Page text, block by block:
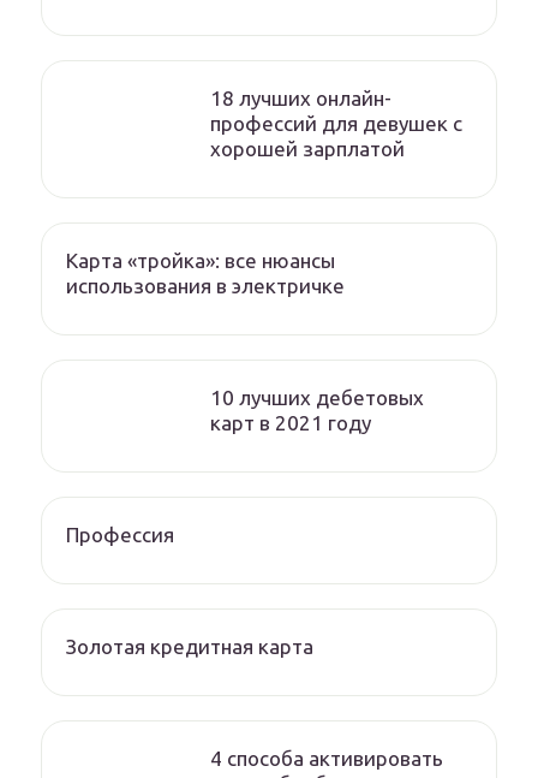
18 лучших онлайн-
профессий для девушек с
хорошей зарплатой
Карта «тройка»: все нюансы
использования в электричке
10 лучших дебетовых
карт в 2021 году
Профессия
Золотая кредитная карта
4 способа активировать